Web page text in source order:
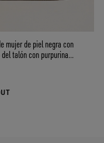
mujer de piel negra con
talón con purpurina